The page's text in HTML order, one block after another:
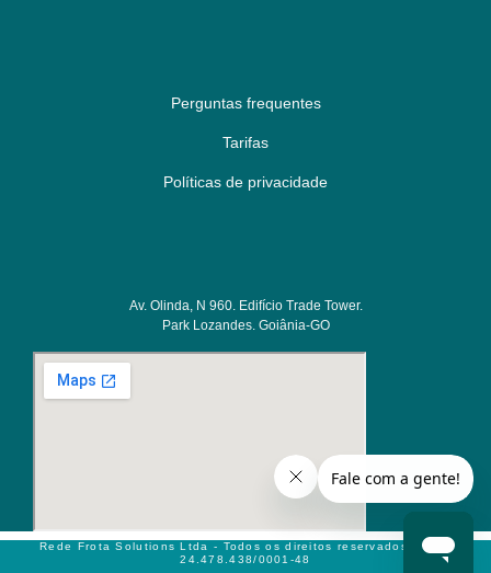
Perguntas frequentes
Tarifas
Políticas de privacidade
Av. Olinda, N 960. Edifício Trade Tower.
Park Lozandes. Goiânia-GO
Rede Frota Solutions Ltda - Todos os direitos reservados CNPJ:
24.478.438/0001-48